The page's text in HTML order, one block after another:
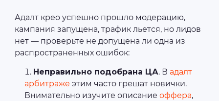
Адалт крео успешно прошло модерацию,
кампания запущена, трафик льется, но лидов
нет — проверьте не допущена ли одна из
распространенных ошибок:
Неправильно подобрана ЦА. В адалт
арбитраже этим часто грешат новички.
Внимательно изучите описание оффера,